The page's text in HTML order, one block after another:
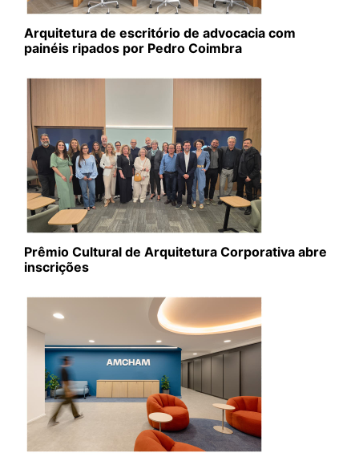
Arquitetura de escritório de advocacia com
painéis ripados por Pedro Coimbra
Prêmio Cultural de Arquitetura Corporativa abre
inscrições